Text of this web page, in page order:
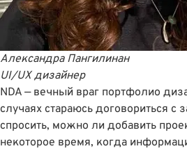
Александра Пангилинан
UI/UX дизайнер
NDA — вечный враг портфолио
случаях стараюсь договориться с
спросить, можно ли добавить
некоторое время, когда